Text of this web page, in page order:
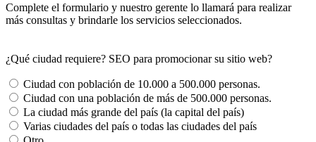
Complete el formulario y nuestro gerente lo llamará para realizar
más consultas y brindarle los servicios seleccionados.
¿Qué ciudad requiere? SEO para promocionar su sitio web?
Ciudad con población de 10.000 a 500.000 personas.
Ciudad con una población de más de 500.000 personas.
La ciudad más grande del país (la capital del país)
Varias ciudades del país o todas las ciudades del país